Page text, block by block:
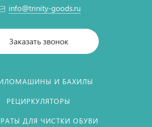
info@trinity-goods.ru
Заказать звонок
И БАХИЛЫ
РЕЦИРКУЛЯТОРЫ
ДЛЯ ЧИСТКИ ОБУВИ